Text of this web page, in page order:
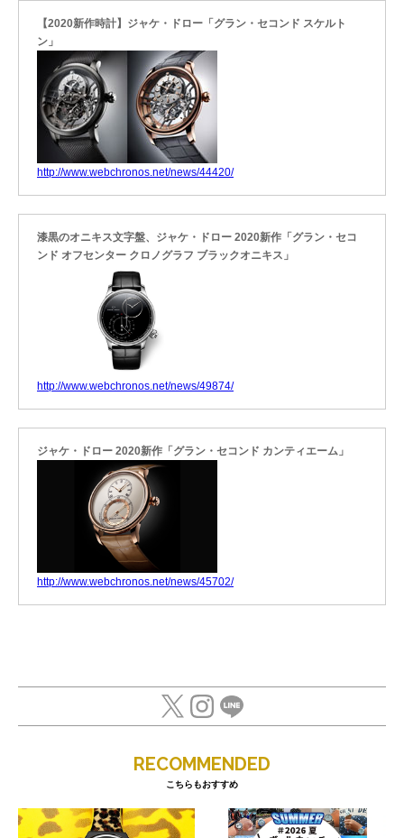
【2020新作時計】ジャケ・ドロー「グラン・セコンド スケルト
ン」
http://www.webchronos.net/news/44420/
漆黒のオニキス文字盤、ジャケ・ドロー 2020新作「グラン・セコ
ンド オフセンター クロノグラフ ブラックオニキス」
http://www.webchronos.net/news/49874/
ジャケ・ドロー 2020新作「グラン・セコンド カンティエーム」
http://www.webchronos.net/news/45702/
RECOMMENDED
こちらもおすすめ